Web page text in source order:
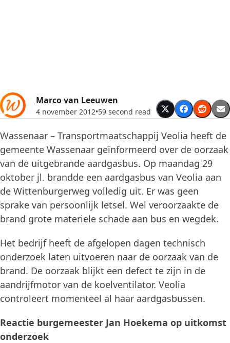
Marco van Leeuwen
4 november 2012•59 second read
Wassenaar – Transportmaatschappij Veolia heeft de
gemeente Wassenaar geïnformeerd over de oorzaak
van de uitgebrande aardgasbus. Op maandag 29
oktober jl. brandde een aardgasbus van Veolia aan
de Wittenburgerweg volledig uit. Er was geen
sprake van persoonlijk letsel. Wel veroorzaakte de
brand grote materiele schade aan bus en wegdek.
Het bedrijf heeft de afgelopen dagen technisch
onderzoek laten uitvoeren naar de oorzaak van de
brand. De oorzaak blijkt een defect te zijn in de
aandrijfmotor van de koelventilator. Veolia
controleert momenteel al haar aardgasbussen.
Reactie burgemeester Jan Hoekema op uitkomst
onderzoek